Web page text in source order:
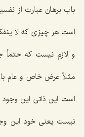
باب برهان عبارت از
است هر چیزی که لا
و لازم نیست که
مثلاً عرض خاص و عام
است این ذاتی این
نیست یعنی خود این